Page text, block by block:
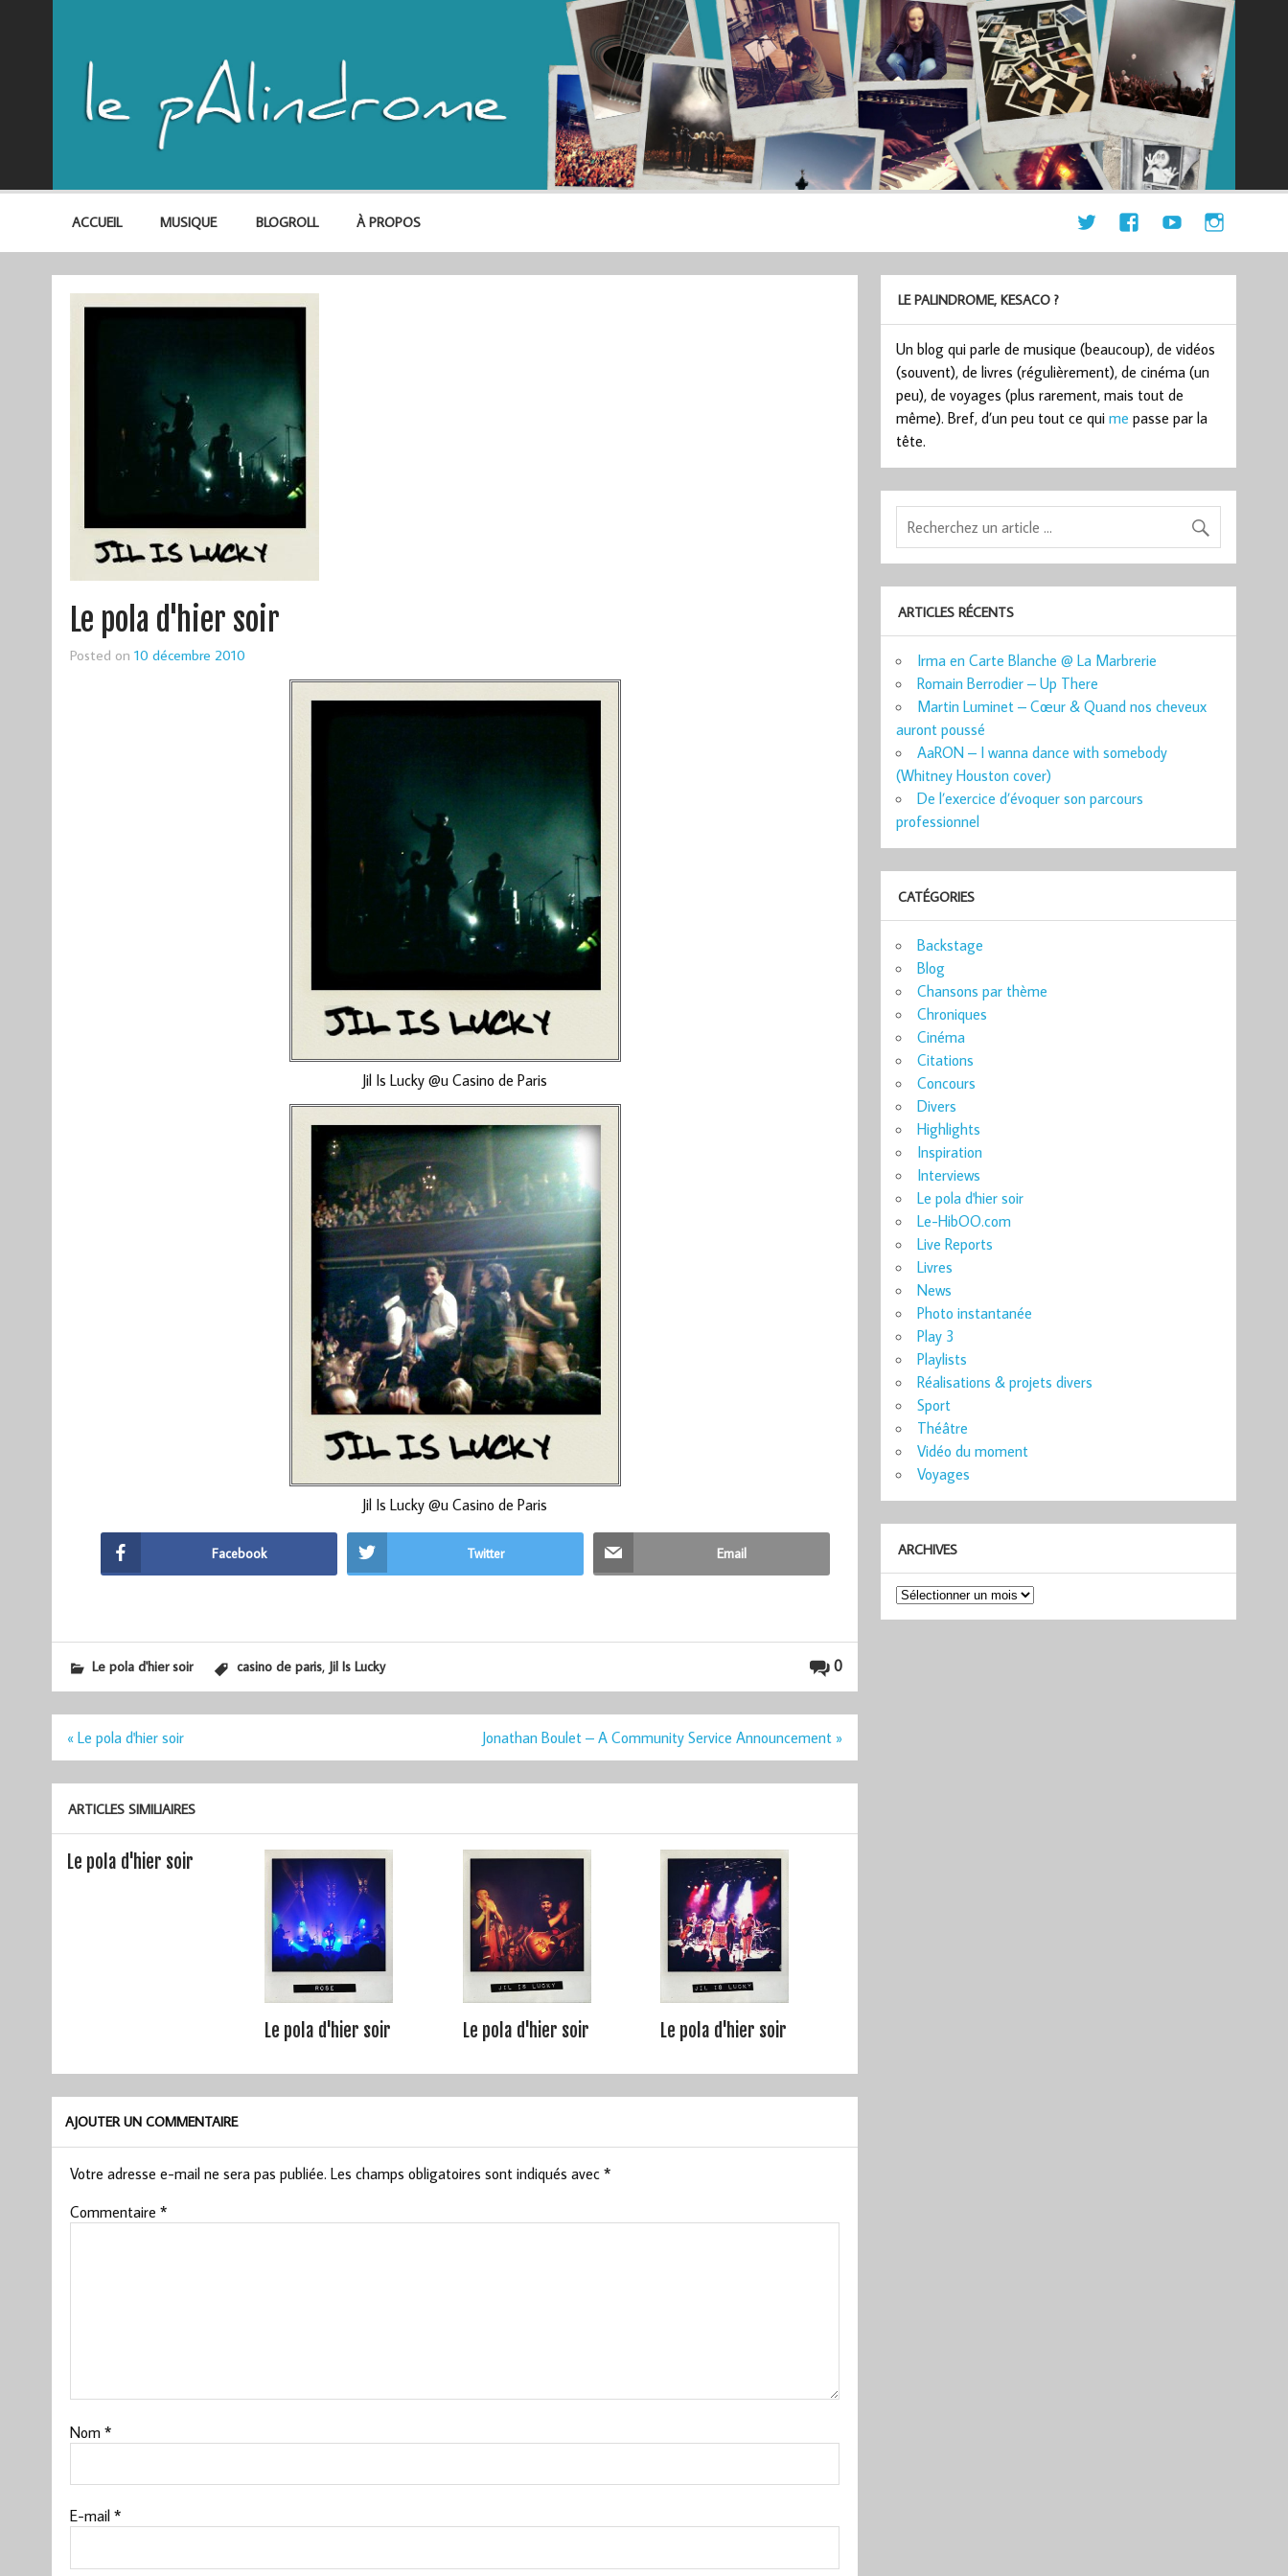
ACCUEIL MUSIQUE BLOGROLL À PROPOS
Le pola d'hier soir
Posted on 10 décembre 2010
Jil Is Lucky @u Casino de Paris
Jil Is Lucky @u Casino de Paris
Facebook Twitter Email
0
Le pola d'hier soir casino de paris, Jil Is Lucky
Navigation
« Le pola d'hier soir Jonathan Boulet – A Community Service Announcement »
ARTICLES SIMILIAIRES
Le pola d'hier soir
Le pola d'hier soir Le pola d'hier soir Le pola d'hier soir
AJOUTER UN COMMENTAIRE
Votre adresse e-mail ne sera pas publiée. Les champs obligatoires sont indiqués avec *
Commentaire *
Nom *
E-mail *
LE PALINDROME, KESACO ?
Un blog qui parle de musique (beaucoup), de vidéos
(souvent), de livres (régulièrement), de cinéma (un
peu), de voyages (plus rarement, mais tout de
même). Bref, d’un peu tout ce quime passe par la
tête.
ARTICLES RÉCENTS
Irma en Carte Blanche @ La Marbrerie
Romain Berrodier – Up There
Martin Luminet – Cœur & Quand nos cheveux
auront poussé
AaRON – I wanna dance with somebody
(Whitney Houston cover)
De l’exercice d’évoquer son parcours
professionnel
CATÉGORIES
Backstage
Blog
Chansons par thème
Chroniques
Cinéma
Citations
Concours
Divers
Highlights
Inspiration
Interviews
Le pola d'hier soir
Le-HibOO.com
Live Reports
Livres
News
Photo instantanée
Play 3
Playlists
Réalisations & projets divers
Sport
Théâtre
Vidéo du moment
Voyages
ARCHIVES
Archives